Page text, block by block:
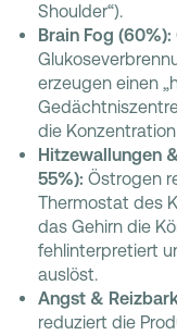
Shoulder“).
Brain Fog (60%):
erzeugen einen
die
Hitzewallungen
55%): Östrogen
Thermostat des
das Gehirn die
fehlinterpretiert
auslöst.
Angst &
reduziert die